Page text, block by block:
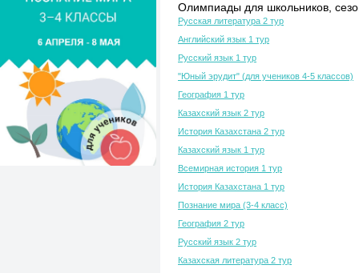
Олимпиады для школьников,
Русская литература 2 тур
Английский язык 1 тур
Русский язык 1 тур
"Юный эрудит" (для учеников 4-5 классов)
География 1 тур
Казахский язык 2 тур
История Казахстана 2 тур
Казахский язык 1 тур
Всемирная история 1 тур
История Казахстана 1 тур
Познание мира (3-4 класс)
География 2 тур
Русский язык 2 тур
Казахская литература 2 тур